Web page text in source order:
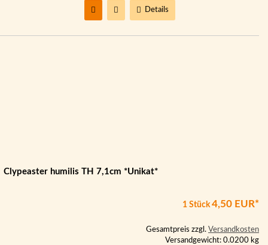
Details
Clypeaster humilis TH 7,1cm *Unikat*
1 Stück 4,50 EUR*
Gesamtpreis zzgl. Versandkosten
Versandgewicht: 0.0200 kg